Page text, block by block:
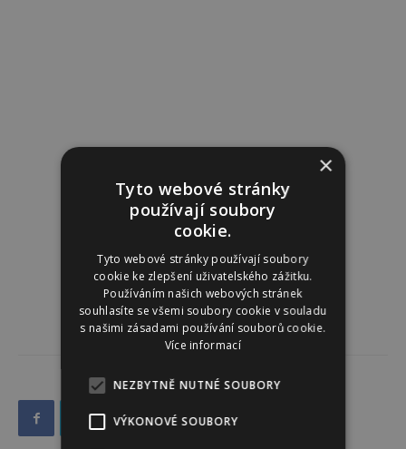
×
Tyto webové stránky
používají soubory
cookie.
Tyto webové stránky používají soubory
cookie ke zlepšení uživatelského zážitku.
Používáním našich webových stránek
souhlasíte se všemi soubory cookie v souladu
s našimi zásadami používání souborů cookie.
Více informací
NEZBYTNĚ NUTNÉ SOUBORY
VÝKONOVÉ SOUBORY